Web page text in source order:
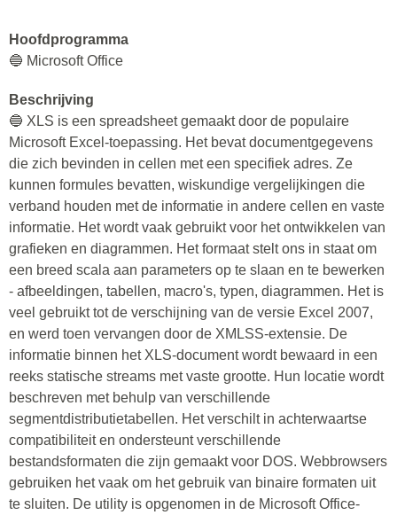
Hoofdprogramma
🔵 Microsoft Office
Beschrijving
🔵 XLS is een spreadsheet gemaakt door de populaire
Microsoft Excel-toepassing. Het bevat documentgegevens
die zich bevinden in cellen met een specifiek adres. Ze
kunnen formules bevatten, wiskundige vergelijkingen die
verband houden met de informatie in andere cellen en vaste
informatie. Het wordt vaak gebruikt voor het ontwikkelen van
grafieken en diagrammen. Het formaat stelt ons in staat om
een breed scala aan parameters op te slaan en te bewerken
- afbeeldingen, tabellen, macro's, typen, diagrammen. Het is
veel gebruikt tot de verschijning van de versie Excel 2007,
en werd toen vervangen door de XMLSS-extensie. De
informatie binnen het XLS-document wordt bewaard in een
reeks statische streams met vaste grootte. Hun locatie wordt
beschreven met behulp van verschillende
segmentdistributietabellen. Het verschilt in achterwaartse
compatibiliteit en ondersteunt verschillende
bestandsformaten die zijn gemaakt voor DOS. Webbrowsers
gebruiken het vaak om het gebruik van binaire formaten uit
te sluiten. De utility is opgenomen in de Microsoft Office-